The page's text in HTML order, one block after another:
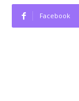
Facebook